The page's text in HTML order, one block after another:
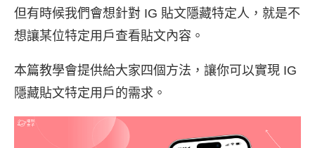
但有時候我們會想針對 IG 貼文隱藏特定人，就是不
想讓某位特定用戶查看貼文內容。
本篇教學會提供給大家四個方法，讓你可以實現 IG
隱藏貼文特定用戶的需求。